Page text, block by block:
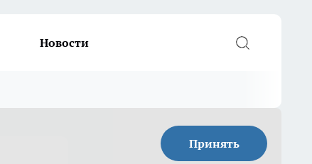
Новости
Принять